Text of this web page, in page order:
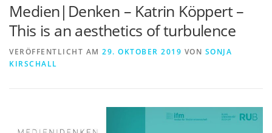
INSTITUT FORSCHUNG DOWNLOADS
Medien|Denken – Katrin Köppert –
This is an aesthetics of turbulence
VERÖFFENTLICHT AM 29. OKTOBER 2019 VON SONJA
KIRSCHALL